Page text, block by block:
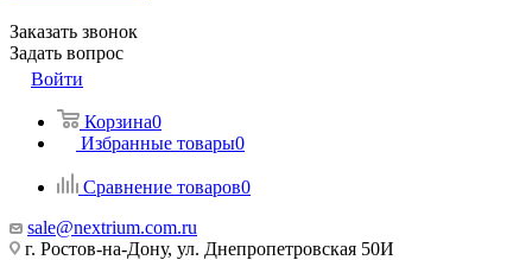
Заказать звонок
Задать вопрос
Войти
Корзина0
Избранные товары0
Сравнение товаров0
sale@nextrium.com.ru
г. Ростов-на-Дону, ул. Днепропетровская 50И